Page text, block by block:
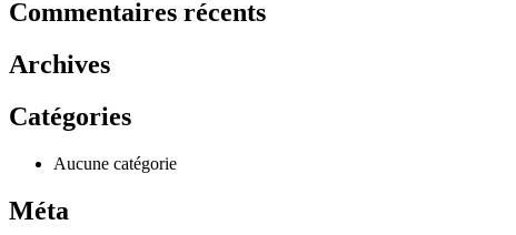
Commentaires récents
Archives
Catégories
Aucune catégorie
Méta